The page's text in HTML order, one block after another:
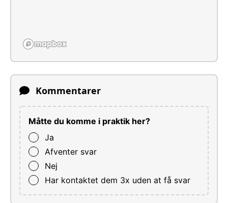
Kommentarer
Måtte du komme i praktik her?
Ja
Afventer svar
Nej
Har kontaktet dem 3x uden at få svar